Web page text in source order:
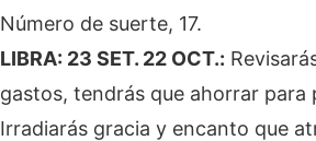
Número de suerte, 17.
LIBRA: 23 SET. 22 OCT.:
gastos, tendrás que ahorrar
Irradiarás gracia y encanto que